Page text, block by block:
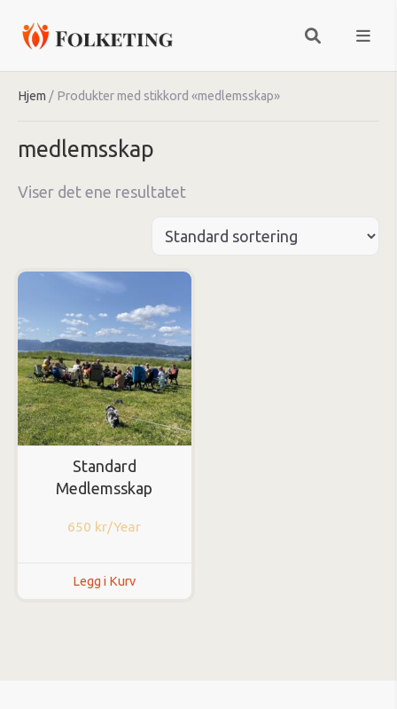
Hjem / Produkter med stikkord «medlemsskap»
medlemsskap
Viser det ene resultatet
Standard
Medlemsskap
650 kr/Year
Legg i Kurv